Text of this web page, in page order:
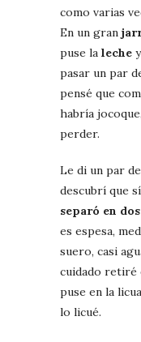
como varias
En un gran
puse la leche
pasar un par
pensé que
habría
perder.
Le di un par
descubrí que
separó en
es espesa,
suero, casi
cuidado retiré
puse en la
lo licué.